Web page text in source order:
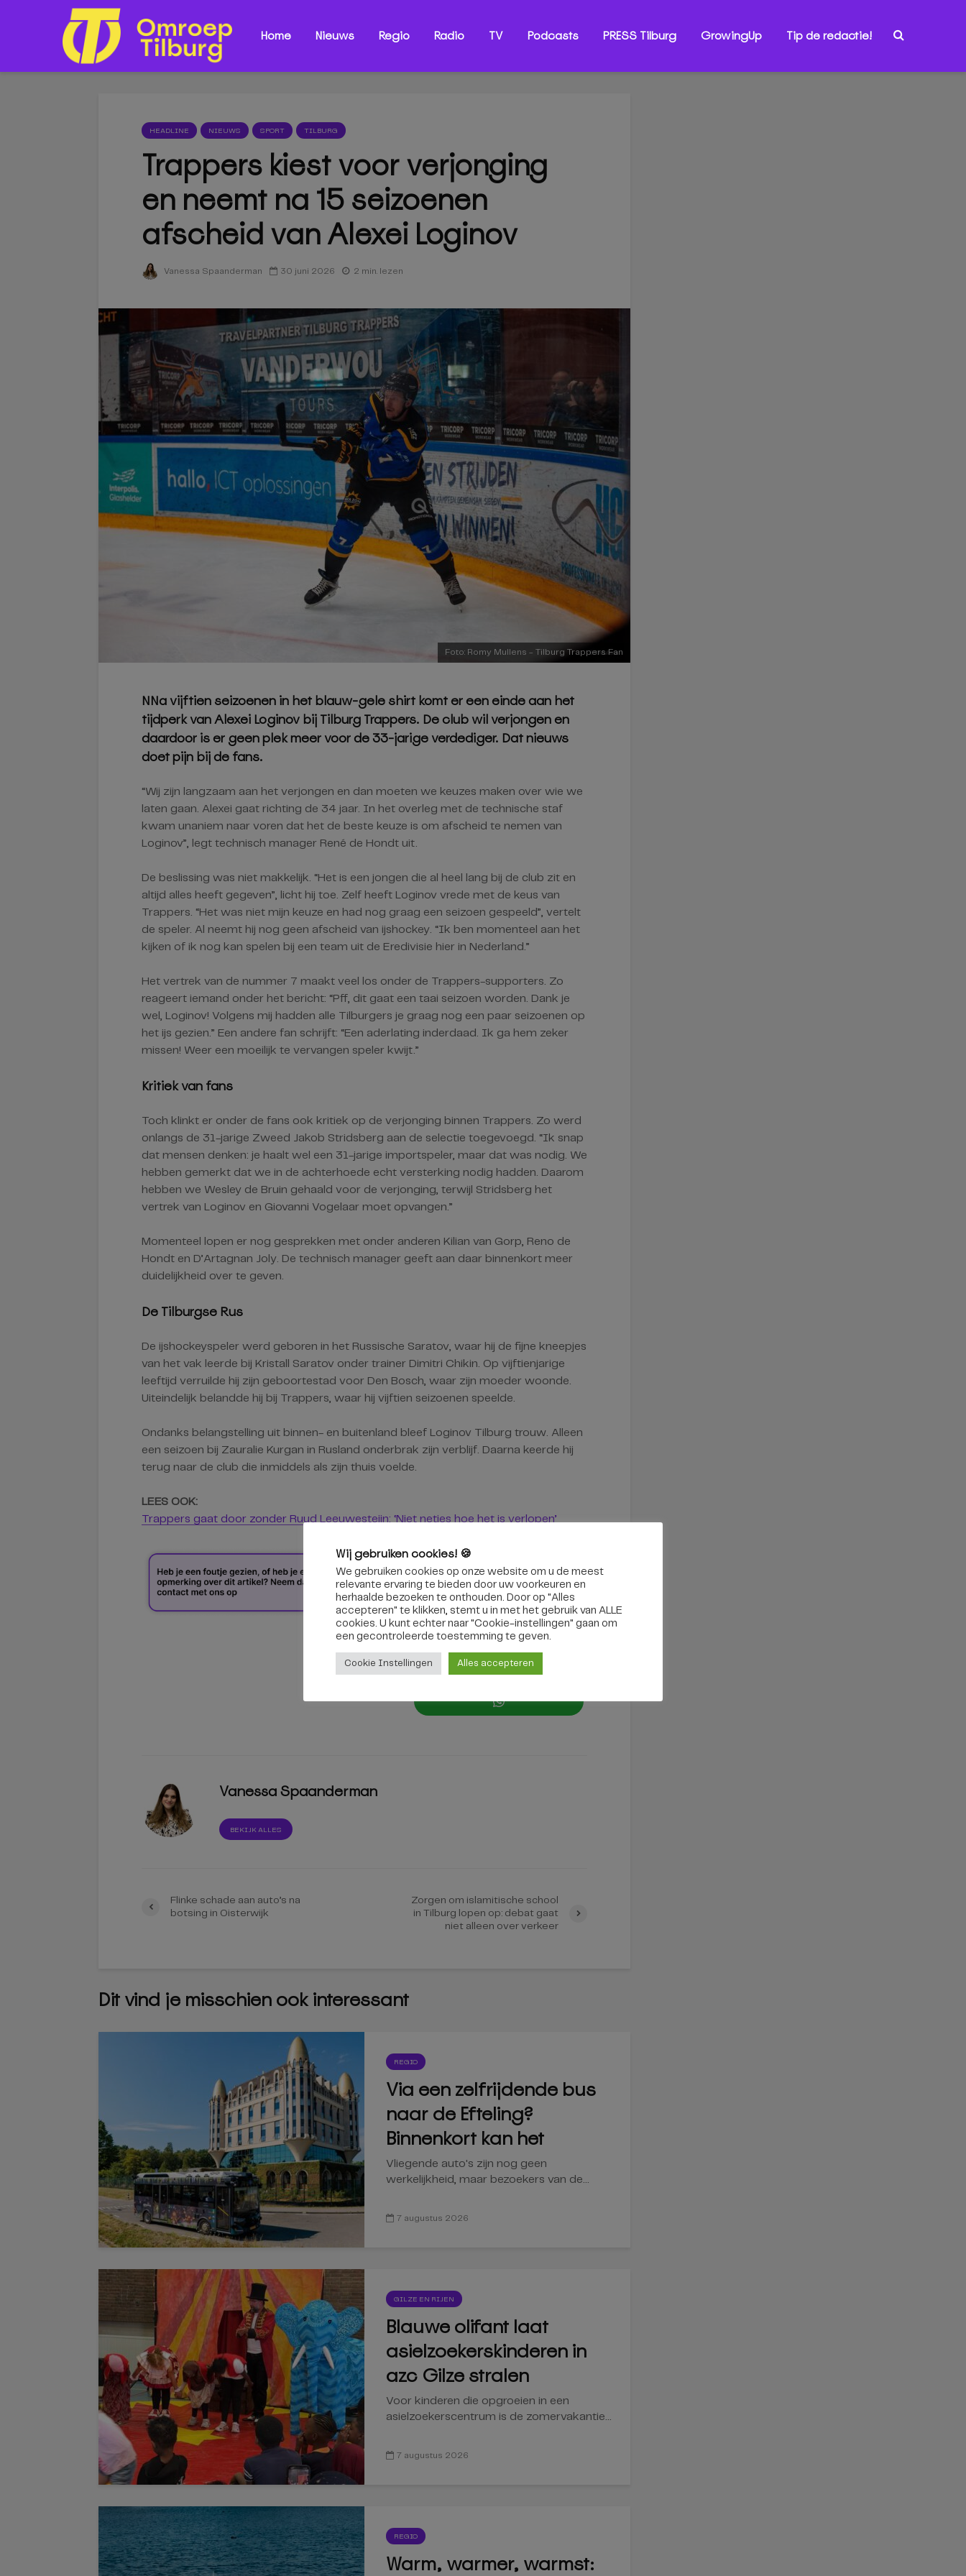
Home Nieuws Regio Radio TV Podcasts PRESS Tilburg GrowingUp Tip de redactie!
HEADLINE NIEUWS SPORT TILBURG
Trappers kiest voor verjonging
en neemt na 15 seizoenen
afscheid van Alexei Loginov
Vanessa Spaanderman 30 juni 2026 2 min. lezen
Foto: Romy Mullens - Tilburg Trappers Fan
NNa vijftien seizoenen in het blauw-gele shirt komt er een einde aan het
tijdperk van Alexei Loginov bij Tilburg Trappers. De club wil verjongen en
daardoor is er geen plek meer voor de 33-jarige verdediger. Dat nieuws
doet pijn bij de fans.
“Wij zijn langzaam aan het verjongen en dan moeten we keuzes maken over wie we
laten gaan. Alexei gaat richting de 34 jaar. In het overleg met de technische staf
kwam unaniem naar voren dat het de beste keuze is om afscheid te nemen van
Loginov”, legt technisch manager René de Hondt uit.
De beslissing was niet makkelijk. “Het is een jongen die al heel lang bij de club zit en
altijd alles heeft gegeven”, licht hij toe. Zelf heeft Loginov vrede met de keus van
Trappers. “Het was niet mijn keuze en had nog graag een seizoen gespeeld”, vertelt
de speler. Al neemt hij nog geen afscheid van ijshockey. “Ik ben momenteel aan het
kijken of ik nog kan spelen bij een team uit de Eredivisie hier in Nederland.”
Het vertrek van de nummer 7 maakt veel los onder de Trappers-supporters. Zo
reageert iemand onder het bericht: “Pff, dit gaat een taai seizoen worden. Dank je
wel, Loginov! Volgens mij hadden alle Tilburgers je graag nog een paar seizoenen op
het ijs gezien.” Een andere fan schrijft: “Een aderlating inderdaad. Ik ga hem zeker
missen! Weer een moeilijk te vervangen speler kwijt.”
Kritiek van fans
Toch klinkt er onder de fans ook kritiek op de verjonging binnen Trappers. Zo werd
onlangs de 31-jarige Zweed Jakob Stridsberg aan de selectie toegevoegd. “Ik snap
dat mensen denken: je haalt wel een 31-jarige importspeler, maar dat was nodig. We
hebben gemerkt dat we in de achterhoede echt versterking nodig hadden. Daarom
hebben we Wesley de Bruin gehaald voor de verjonging, terwijl Stridsberg het
vertrek van Loginov en Giovanni Vogelaar moet opvangen.”
Momenteel lopen er nog gesprekken met onder anderen Kilian van Gorp, Reno de
Hondt en D’Artagnan Joly. De technisch manager geeft aan daar binnenkort meer
duidelijkheid over te geven.
De Tilburgse Rus
De ijshockeyspeler werd geboren in het Russische Saratov, waar hij de fijne kneepjes
van het vak leerde bij Kristall Saratov onder trainer Dimitri Chikin. Op vijftienjarige
leeftijd verruilde hij zijn geboortestad voor Den Bosch, waar zijn moeder woonde.
Uiteindelijk belandde hij bij Trappers, waar hij vijftien seizoenen speelde.
Ondanks belangstelling uit binnen- en buitenland bleef Loginov Tilburg trouw. Alleen
een seizoen bij Zauralie Kurgan in Rusland onderbrak zijn verblijf. Daarna keerde hij
terug naar de club die inmiddels als zijn thuis voelde.
LEES OOK:
Trappers gaat door zonder Ruud Leeuwesteijn: ‘Niet netjes hoe het is verlopen’
alexei loginov
tilburg trappers
transfernieuws
Vanessa Spaanderman
BEKIJK ALLES
Flinke schade aan auto’s na
botsing in Oisterwijk
Zorgen om islamitische school
in Tilburg lopen op: debat gaat
niet alleen over verkeer
Dit vind je misschien ook interessant
REGIO
Via een zelfrijdende bus
naar de Efteling?
Binnenkort kan het
Vliegende auto's zijn nog geen
werkelijkheid, maar bezoekers van de...
7 augustus 2026
GILZE EN RIJEN
Blauwe olifant laat
asielzoekerskinderen in
azc Gilze stralen
Voor kinderen die opgroeien in een
asielzoekerscentrum is de zomervakantie...
7 augustus 2026
REGIO
Warm, warmer, warmst:
Wij gebruiken cookies! 🍪
We gebruiken cookies op onze website om u de meest
relevante ervaring te bieden door uw voorkeuren en
herhaalde bezoeken te onthouden. Door op "Alles
accepteren" te klikken, stemt u in met het gebruik van ALLE
cookies. U kunt echter naar "Cookie-instellingen" gaan om
een ​​gecontroleerde toestemming te geven.
Cookie Instellingen Alles accepteren